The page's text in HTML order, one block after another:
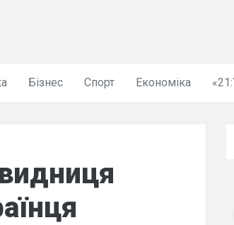
Бізнес Спорт Економіка